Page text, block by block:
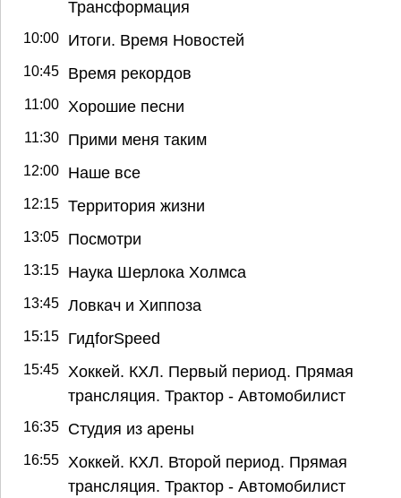
Трансформация
10:00 Итоги. Время Новостей
10:45 Время рекордов
11:00 Хорошие песни
11:30 Прими меня таким
12:00 Наше все
12:15 Территория жизни
13:05 Посмотри
13:15 Наука Шерлока Холмса
13:45 Ловкач и Хиппоза
15:15 ГидforSpeed
15:45
Хоккей. КХЛ. Первый период. Прямая
трансляция. Трактор - Автомобилист
16:35 Студия из арены
16:55
Хоккей. КХЛ. Второй период. Прямая
трансляция. Трактор - Автомобилист